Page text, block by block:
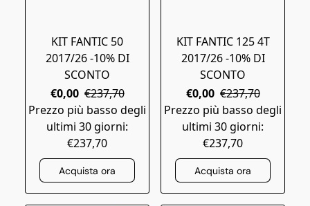
KIT FANTIC 50
2017/26 -10% DI
SCONTO
€0,00 €237,70
Prezzo più basso degli
ultimi 30 giorni:
€237,70
Acquista ora
KIT FANTIC 125 4T
2017/26 -10% DI
SCONTO
€0,00 €237,70
Prezzo più basso degli
ultimi 30 giorni:
€237,70
Acquista ora